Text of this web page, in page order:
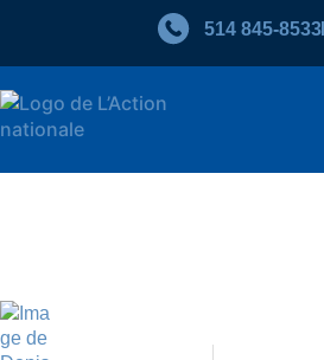
514 845‑8533